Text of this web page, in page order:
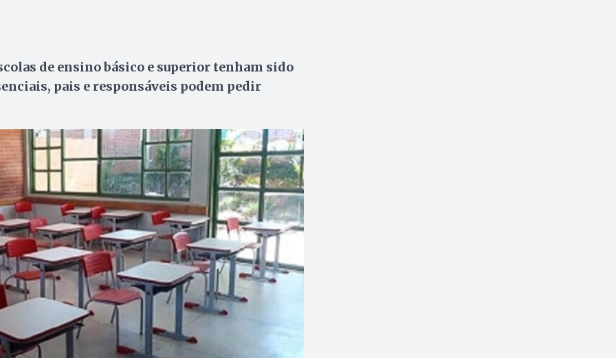
de ensino básico e superior tenham sido
pais e responsáveis podem pedir